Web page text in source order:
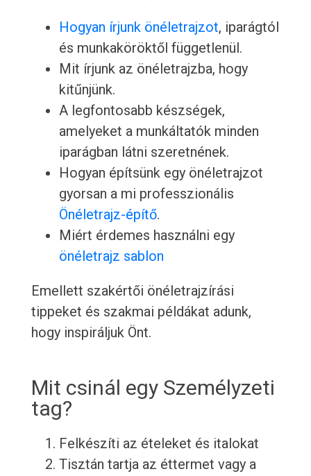
Hogyan írjunk önéletrajzot, iparágtól
és munkaköröktől függetlenül.
Mit írjunk az önéletrajzba, hogy
kitűnjünk.
A legfontosabb készségek,
amelyeket a munkáltatók minden
iparágban látni szeretnének.
Hogyan építsünk egy önéletrajzot
gyorsan a mi professzionális
Önéletrajz-építő.
Miért érdemes használni egy
önéletrajz sablon
Emellett szakértői önéletrajzírási
tippeket és szakmai példákat adunk,
hogy inspiráljuk Önt.
Mit csinál egy Személyzeti
tag?
Felkészíti az ételeket és italokat
Tisztán tartja az éttermet vagy a